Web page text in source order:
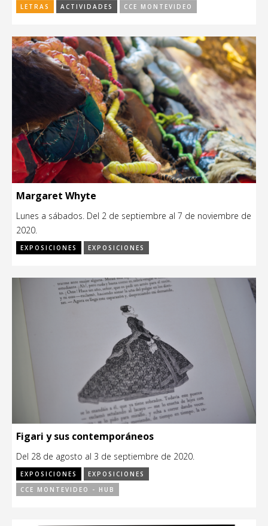
LETRAS ACTIVIDADES CCE MONTEVIDEO
Margaret Whyte
Lunes a sábados. Del 2 de septiembre al 7 de noviembre de
2020.
EXPOSICIONES EXPOSICIONES
Figari y sus contemporáneos
Del 28 de agosto al 3 de septiembre de 2020.
EXPOSICIONES
EXPOSICIONES
CCE MONTEVIDEO - HUB